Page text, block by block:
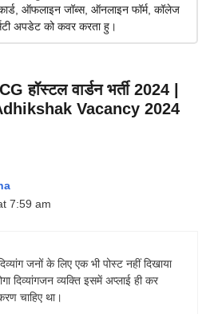
ऑफलाइन जॉब्स, ऑनलाइन फॉर्म, कॉलेज
अपडेट को कवर करता हु।
वार्डन भर्ती 2024 |
Vacancy 2024
7:59 am
जनों के लिए एक भी पोस्ट नहीं दिखाया
दिव्यांगजन व्यक्ति इसमें अप्लाई ही कर
चाहिए था।